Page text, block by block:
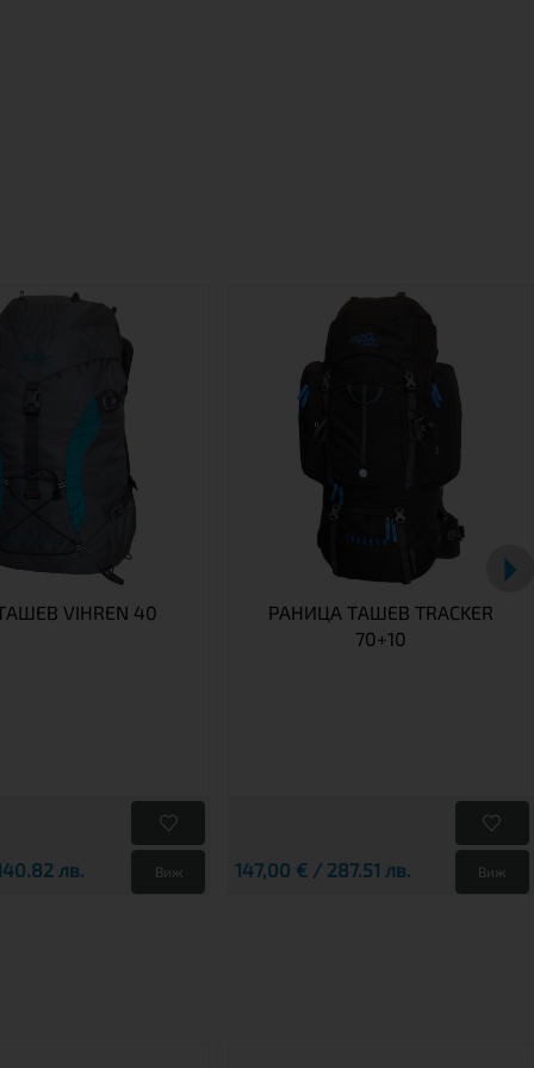
VIHREN 40
лв. Виж
РАНИЦА TАШЕВ TRACKER
70+10
147,00 € / 287.51 лв. Виж